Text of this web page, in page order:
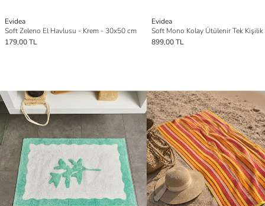
Evidea
Soft Zeleno El Havlusu - Krem - 30x50 cm
179,00 TL
Evidea
899,00 TL